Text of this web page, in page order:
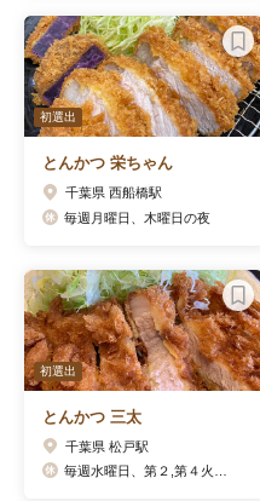
初選出
とんかつ 栄ちゃん
千葉県 西船橋駅
毎週月曜日、木曜日の夜
初選出
とんかつ 三太
千葉県 松戸駅